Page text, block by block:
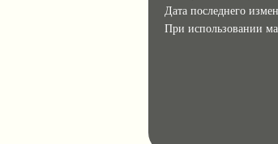
Дата последнего
При использовании